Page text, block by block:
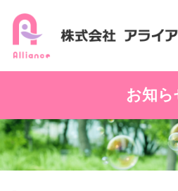
お知ら